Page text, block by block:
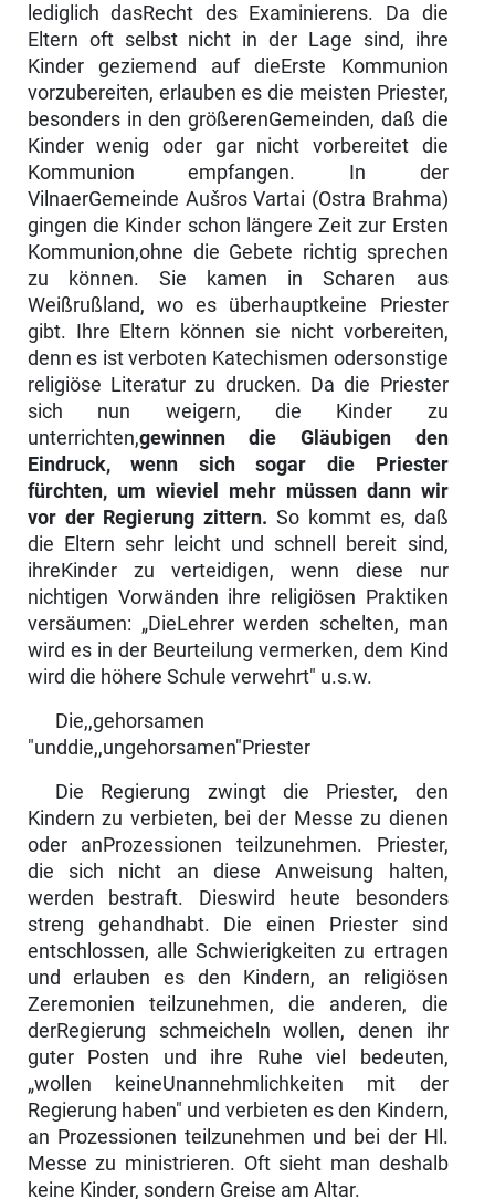
lediglich dasRecht des Examinierens. Da die
Eltern oft selbst nicht in der Lage sind, ihre
Kinder geziemend auf dieErste Kommunion
vorzubereiten, erlauben es die meisten Priester,
besonders in den größerenGemeinden, daß die
Kinder wenig oder gar nicht vorbereitet die
Kommunion empfangen. In der
VilnaerGemeinde Aušros Vartai (Ostra Brahma)
gingen die Kinder schon längere Zeit zur Ersten
Kommunion,ohne die Gebete richtig sprechen
zu können. Sie kamen in Scharen aus
Weißrußland, wo es überhauptkeine Priester
gibt. Ihre Eltern können sie nicht vorbereiten,
denn es ist verboten Katechismen odersonstige
religiöse Literatur zu drucken. Da die Priester
sich nun weigern, die Kinder zu
unterrichten,gewinnen die Gläubigen den
Eindruck, wenn sich sogar die Priester
fürchten, um wieviel mehr müssen dann wir
vor der Regierung zittern. So kommt es, daß
die Eltern sehr leicht und schnell bereit sind,
ihreKinder zu verteidigen, wenn diese nur
nichtigen Vorwänden ihre religiösen Praktiken
versäumen: „DieLehrer werden schelten, man
wird es in der Beurteilung vermerken, dem Kind
wird die höhere Schule verwehrt" u.s.w.
Die,,gehorsamen
"unddie,,ungehorsamen"Priester
Die Regierung zwingt die Priester, den
Kindern zu verbieten, bei der Messe zu dienen
oder anProzessionen teilzunehmen. Priester,
die sich nicht an diese Anweisung halten,
werden bestraft. Dieswird heute besonders
streng gehandhabt. Die einen Priester sind
entschlossen, alle Schwierigkeiten zu ertragen
und erlauben es den Kindern, an religiösen
Zeremonien teilzunehmen, die anderen, die
derRegierung schmeicheln wollen, denen ihr
guter Posten und ihre Ruhe viel bedeuten,
„wollen keineUnannehmlichkeiten mit der
Regierung haben" und verbieten es den Kindern,
an Prozessionen teilzu­nehmen und bei der Hl.
Messe zu ministrieren. Oft sieht man deshalb
keine Kinder, sondern Greise am Altar.